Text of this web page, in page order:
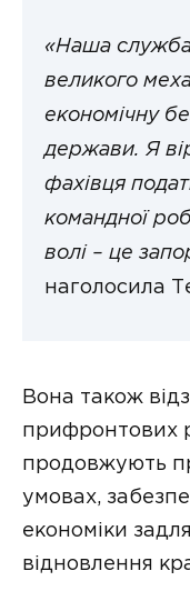
«Наша служба
великого
економічну
держави. Я
фахівця
командної
волі – це
наголосила
Вона також
прифронтових
продовжують
умовах,
економіки
відновлення